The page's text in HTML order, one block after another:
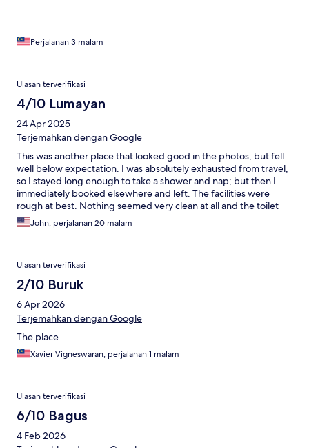
Perjalanan 3 malam
Ulasan terverifikasi
4/10 Lumayan
24 Apr 2025
Terjemahkan dengan Google
This was another place that looked good in the photos, but fell
well below expectation. I was absolutely exhausted from travel,
so I stayed long enough to take a shower and nap; but then I
immediately booked elsewhere and left. The facilities were
rough at best. Nothing seemed very clean at all and the toilet
seat was nearly completely detached (thankfully I didn't need to
use it). The halls and the room smelled of stale cigarette smoke
haggle for a refund, I just took the loss and left.
John, perjalanan 20 malam
Ulasan terverifikasi
2/10 Buruk
6 Apr 2026
Terjemahkan dengan Google
The place
Xavier Vigneswaran, perjalanan 1 malam
Ulasan terverifikasi
6/10 Bagus
4 Feb 2026